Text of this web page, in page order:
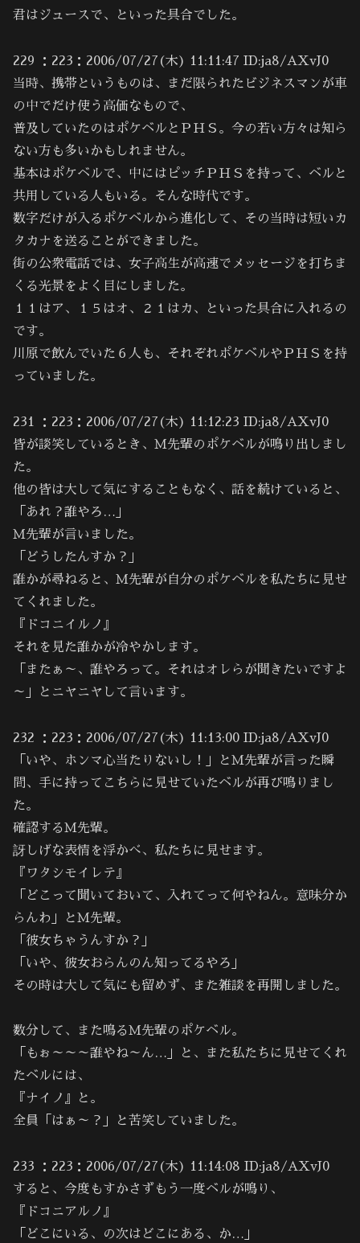
君はジュースで、といった具合でした。
229 ：223：2006/07/27(木) 11:11:47 ID:ja8/AXvJ0
当時、携帯というものは、まだ限られたビジネスマンが車
の中でだけ使う高価なもので、
普及していたのはポケベルとＰＨＳ。今の若い方々は知ら
ない方も多いかもしれません。
基本はポケベルで、中にはピッチＰＨＳを持って、ベルと
共用している人もいる。そんな時代です。
数字だけが入るポケベルから進化して、その当時は短いカ
タカナを送ることができました。
街の公衆電話では、女子高生が高速でメッセージを打ちま
くる光景をよく目にしました。
１１はア、１５はオ、２１はカ、といった具合に入れるの
です。
川原で飲んでいた６人も、それぞれポケベルやＰＨＳを持
っていました。
231 ：223：2006/07/27(木) 11:12:23 ID:ja8/AXvJ0
皆が談笑しているとき、Ｍ先輩のポケベルが鳴り出しまし
た。
他の皆は大して気にすることもなく、話を続けていると、
「あれ？誰やろ…」
Ｍ先輩が言いました。
「どうしたんすか？」
誰かが尋ねると、Ｍ先輩が自分のポケベルを私たちに見せ
てくれました。
『ドコニイルノ』
それを見た誰かが冷やかします。
「またぁ～、誰やろって。それはオレらが聞きたいですよ
～」とニヤニヤして言います。
232 ：223：2006/07/27(木) 11:13:00 ID:ja8/AXvJ0
「いや、ホンマ心当たりないし！」とＭ先輩が言った瞬
間、手に持ってこちらに見せていたベルが再び鳴りまし
た。
確認するＭ先輩。
訝しげな表情を浮かべ、私たちに見せます。
『ワタシモイレテ』
「どこって聞いておいて、入れてって何やねん。意味分か
らんわ」とＭ先輩。
「彼女ちゃうんすか？」
「いや、彼女おらんのん知ってるやろ」
その時は大して気にも留めず、また雑談を再開しました。
数分して、また鳴るＭ先輩のポケベル。
「もぉ～～～誰やね～ん…」と、また私たちに見せてくれ
たベルには、
『ナイノ』と。
全員「はぁ～？」と苦笑していました。
233 ：223：2006/07/27(木) 11:14:08 ID:ja8/AXvJ0
すると、今度もすかさずもう一度ベルが鳴り、
『ドコニアルノ』
「どこにいる、の次はどこにある、か…」